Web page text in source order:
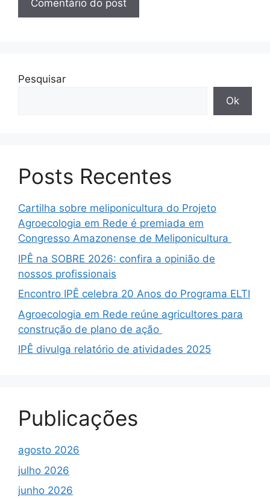
Pesquisar
Ok
Posts Recentes
Cartilha sobre meliponicultura do Projeto
Agroecologia em Rede é premiada em
Congresso Amazonense de Meliponicultura
IPÊ na SOBRE 2026: confira a opinião de
nossos profissionais
Encontro IPÊ celebra 20 Anos do Programa ELTI
Agroecologia em Rede reúne agricultores para
construção de plano de ação
IPÊ divulga relatório de atividades 2025
Publicações
agosto 2026
julho 2026
junho 2026